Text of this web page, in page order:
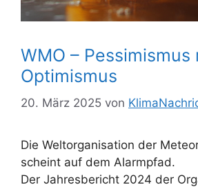
WMO – Pessimismus
Optimismus
20. März 2025 von
Die Weltorganisation der
scheint auf dem Alarmpfad.
Der Jahresbericht 2024 der